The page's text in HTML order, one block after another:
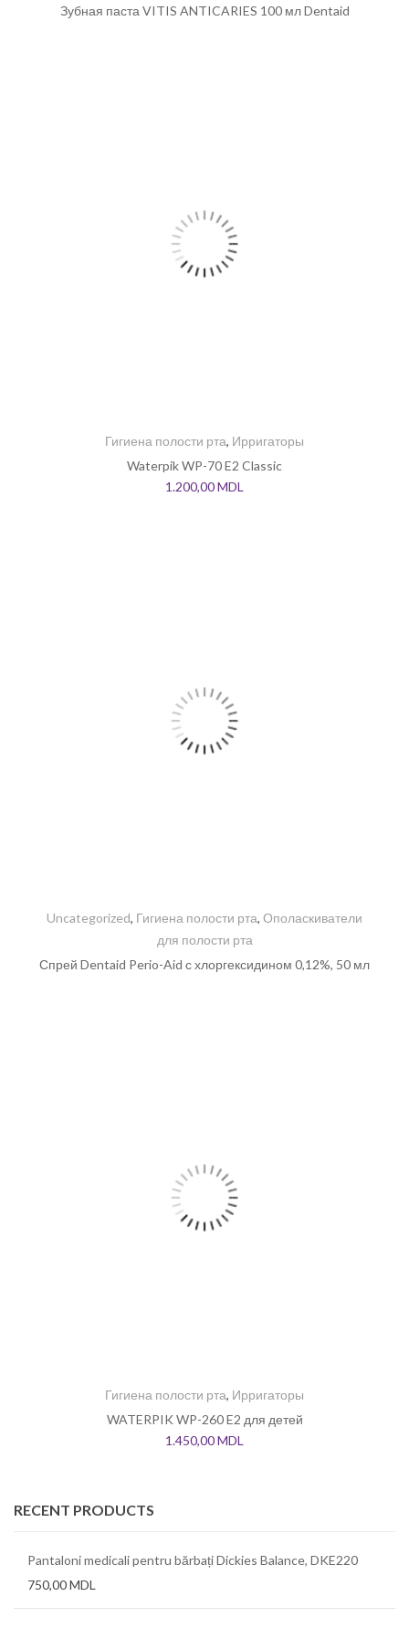
Зубная паста VITIS ANTICARIES 100 мл Dentaid
Гигиена полости рта, Ирригаторы
Waterpik WP-70 E2 Classic
1.200,00MDL
Uncategorized, Гигиена полости рта, Ополаскиватели
для полости рта
Спрей Dentaid Perio-Aid с хлоргексидином 0,12%, 50 мл
Гигиена полости рта, Ирригаторы
WATERPIK WP-260 E2 для детей
1.450,00MDL
RECENT PRODUCTS
Pantaloni medicali pentru bărbați Dickies Balance, DKE220
750,00MDL